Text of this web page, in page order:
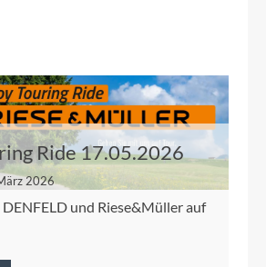
Ride 17.05.2026
2026
DENFELD und Riese&Müller auf